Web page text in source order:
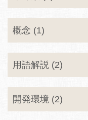
概念 (1)
用語解説 (2)
開発環境 (2)